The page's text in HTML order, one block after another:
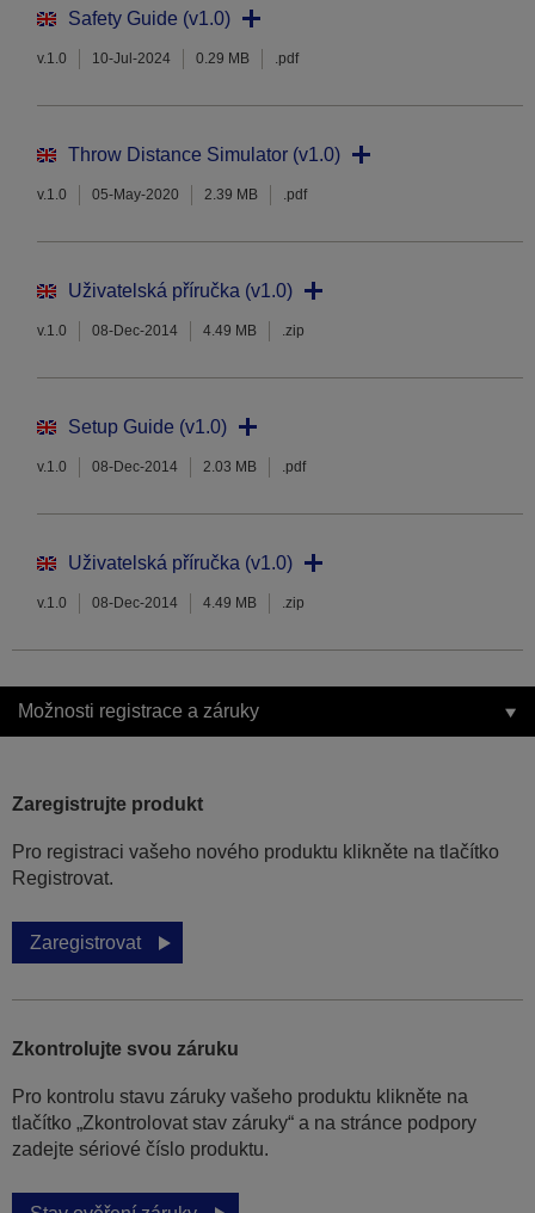
Safety Guide (v1.0)
v.1.0 10-Jul-2024 0.29 MB .pdf
Throw Distance Simulator (v1.0)
v.1.0 05-May-2020 2.39 MB .pdf
Uživatelská příručka (v1.0)
v.1.0 08-Dec-2014 4.49 MB .zip
Setup Guide (v1.0)
v.1.0 08-Dec-2014 2.03 MB .pdf
Uživatelská příručka (v1.0)
v.1.0 08-Dec-2014 4.49 MB .zip
Možnosti registrace a záruky
Zaregistrujte produkt
Pro registraci vašeho nového produktu klikněte na tlačítko
Registrovat.
Zaregistrovat
Zkontrolujte svou záruku
Pro kontrolu stavu záruky vašeho produktu klikněte na
tlačítko „Zkontrolovat stav záruky“ a na stránce podpory
zadejte sériové číslo produktu.